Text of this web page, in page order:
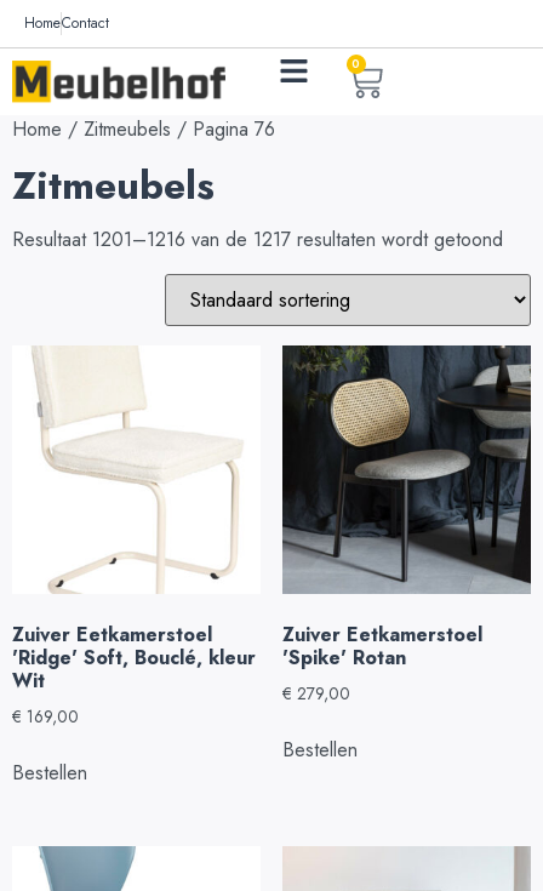
HomeContact
0
Home / Zitmeubels / Pagina 76
Zitmeubels
Resultaat 1201–1216 van de 1217 resultaten wordt getoond
Zuiver Eetkamerstoel
'Ridge' Soft, Bouclé, kleur
Wit
€ 169,00
Bestellen
Zuiver Eetkamerstoel
'Spike' Rotan
€ 279,00
Bestellen